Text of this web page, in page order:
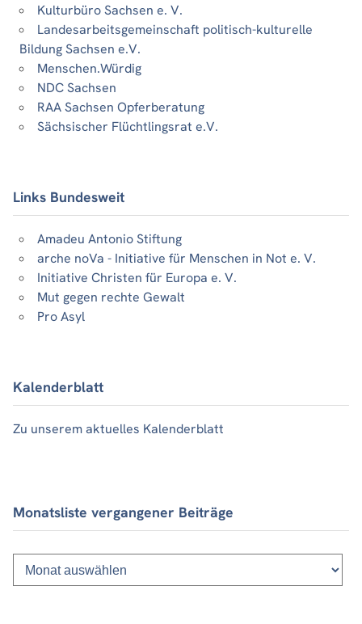
Kulturbüro Sachsen e. V.
Landesarbeitsgemeinschaft politisch-kulturelle
Bildung Sachsen e.V.
Menschen.Würdig
NDC Sachsen
RAA Sachsen Opferberatung
Sächsischer Flüchtlingsrat e.V.
Links Bundesweit
Amadeu Antonio Stiftung
arche noVa - Initiative für Menschen in Not e. V.
Initiative Christen für Europa e. V.
Mut gegen rechte Gewalt
Pro Asyl
Kalenderblatt
Zu unserem aktuelles Kalenderblatt
Monatsliste vergangener Beiträge
Monatsliste
vergangener
Beiträge